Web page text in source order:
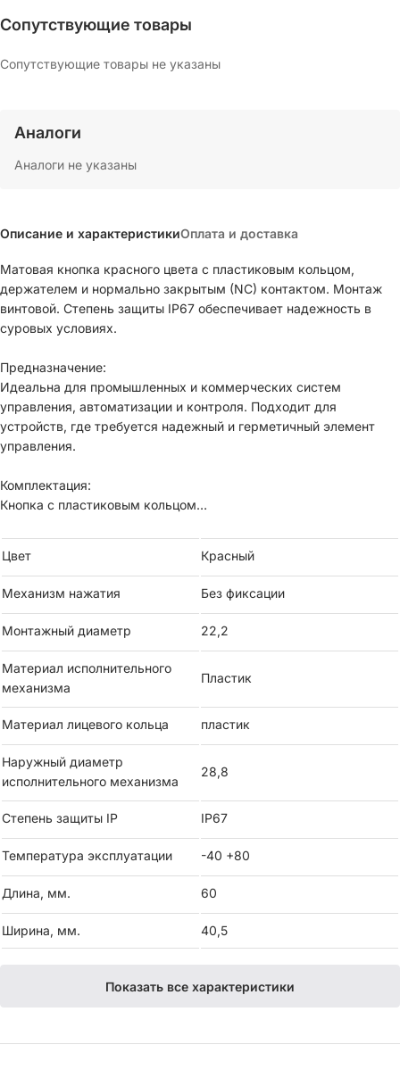
Сопутствующие товары
Сопутствующие товары не указаны
Аналоги
Аналоги не указаны
Описание и характеристикиОплата и доставка
Матовая кнопка красного цвета с пластиковым кольцом,
держателем и нормально закрытым (NC) контактом. Монтаж
винтовой. Степень защиты IP67 обеспечивает надежность в
суровых условиях.
Предназначение:
Идеальна для промышленных и коммерческих систем
управления, автоматизации и контроля. Подходит для
устройств, где требуется надежный и герметичный элемент
управления.
Комплектация:
Кнопка с пластиковым кольцом
Контактный модуль 1NC (TA22SA2-NC)
Высокая защита от пыли и влаги (IP67)
Долговечные материалы для интенсивной эксплуатации
Цвет Красный
Механизм нажатия Без фиксации
Монтажный диаметр 22,2
Материал исполнительного
механизма
Пластик
Материал лицевого кольца пластик
Наружный диаметр
исполнительного механизма
28,8
Степень защиты IP IP67
Температура эксплуатации -40 +80
Длина, мм. 60
Ширина, мм. 40,5
Показать все характеристики